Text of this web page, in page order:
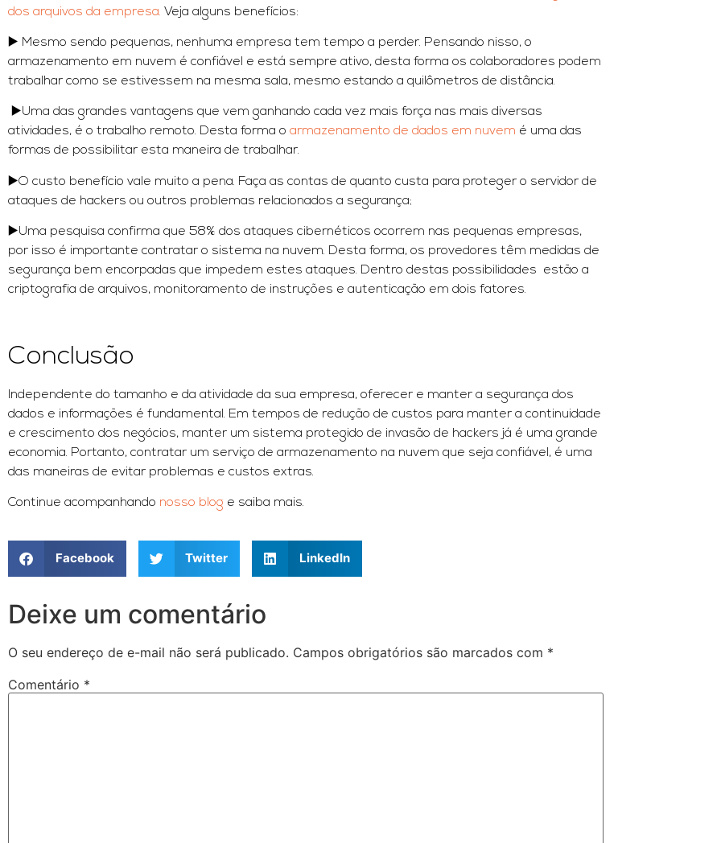
dos arquivos da empresa. Veja alguns benefícios:
▶️ ️Mesmo sendo pequenas, nenhuma empresa tem tempo a perder. Pensando nisso, o
armazenamento em nuvem é confiável e está sempre ativo, desta forma os colaboradores podem
trabalhar como se estivessem na mesma sala, mesmo estando a quilômetros de distância.
▶️Uma das grandes vantagens que vem ganhando cada vez mais força nas mais diversas
atividades, é o trabalho remoto. Desta forma o armazenamento de dados em nuvem é uma das
formas de possibilitar esta maneira de trabalhar.
▶️O custo benefício vale muito a pena. Faça as contas de quanto custa para proteger o servidor de
ataques de hackers ou outros problemas relacionados a segurança;
▶️Uma pesquisa confirma que 58% dos ataques cibernéticos ocorrem nas pequenas empresas,
por isso é importante contratar o sistema na nuvem. Desta forma, os provedores têm medidas de
segurança bem encorpadas que impedem estes ataques. Dentro destas possibilidades estão a
criptografia de arquivos, monitoramento de instruções e autenticação em dois fatores.
Conclusão
Independente do tamanho e da atividade da sua empresa, oferecer e manter a segurança dos
dados e informações é fundamental. Em tempos de redução de custos para manter a continuidade
e crescimento dos negócios, manter um sistema protegido de invasão de hackers já é uma grande
economia. Portanto, contratar um serviço de armazenamento na nuvem que seja confiável, é uma
das maneiras de evitar problemas e custos extras.
Continue acompanhando nosso blog e saiba mais.
Facebook Twitter LinkedIn
Deixe um comentário
O seu endereço de e-mail não será publicado. Campos obrigatórios são marcados com *
Comentário *